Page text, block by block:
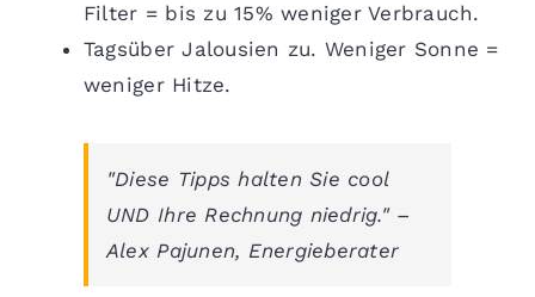
Filter = bis zu 15% weniger Verbrauch.
Tagsüber Jalousien zu. Weniger Sonne =
weniger Hitze.
"Diese Tipps halten Sie cool
UND Ihre Rechnung niedrig." –
Alex Pajunen, Energieberater